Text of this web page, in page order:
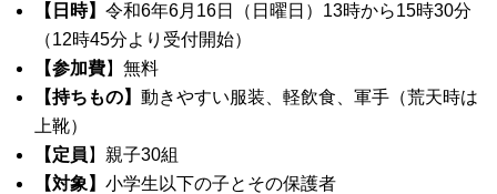
【日時】 令和6年6月16日（日曜日）13時から15時30分
（12時45分より受付開始）
【参加費】無料
【持ちもの】 動きやすい服装、軽飲食、軍手（荒天時は
上靴）
【定員 】親子30組
【対象】 小学生以下の子とその保護者